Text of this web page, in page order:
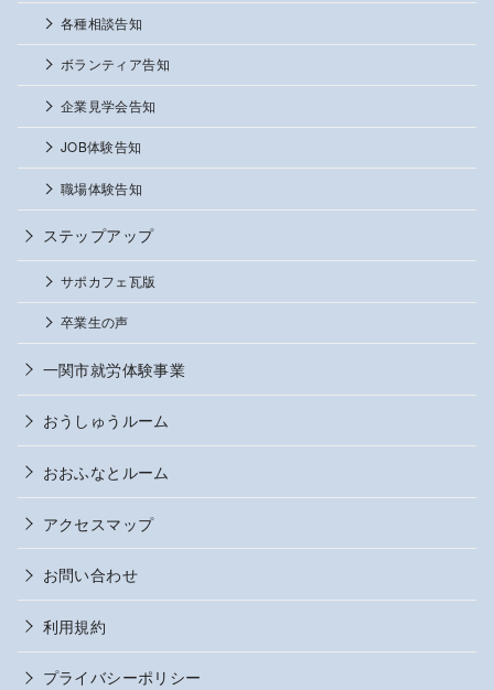
各種相談告知
ボランティア告知
企業見学会告知
JOB体験告知
職場体験告知
ステップアップ
サポカフェ瓦版
卒業生の声
一関市就労体験事業
おうしゅうルーム
おおふなとルーム
アクセスマップ
お問い合わせ
利用規約
プライバシーポリシー